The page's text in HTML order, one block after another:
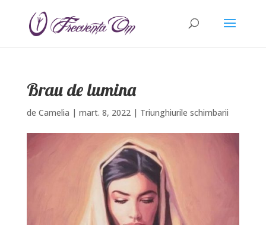
Brau de lumina
de Camelia | mart. 8, 2022| Triunghiurile schimbarii